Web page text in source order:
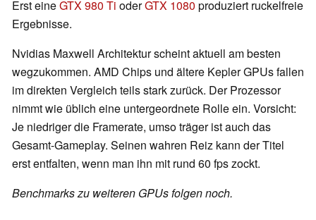
Erst eineGTX 980 Ti oderGTX 1080 produziert ruckelfreie
Ergebnisse.
Nvidias Maxwell Architektur scheint aktuell am besten
wegzukommen. AMD Chips und ältere Kepler GPUs fallen
im direkten Vergleich teils stark zurück. Der Prozessor
nimmt wie üblich eine untergeordnete Rolle ein. Vorsicht:
Je niedriger die Framerate, umso träger ist auch das
Gesamt-Gameplay. Seinen wahren Reiz kann der Titel
erst entfalten, wenn man ihn mit rund 60 fps zockt.
Benchmarks zu weiteren GPUs folgen noch.